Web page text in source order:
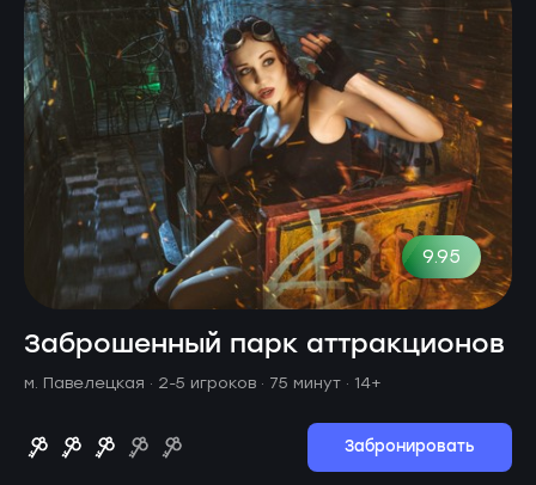
9.95
Заброшенный парк аттракционов
м. Павелецкая · 2-5 игроков · 75 минут · 14+
Забронировать